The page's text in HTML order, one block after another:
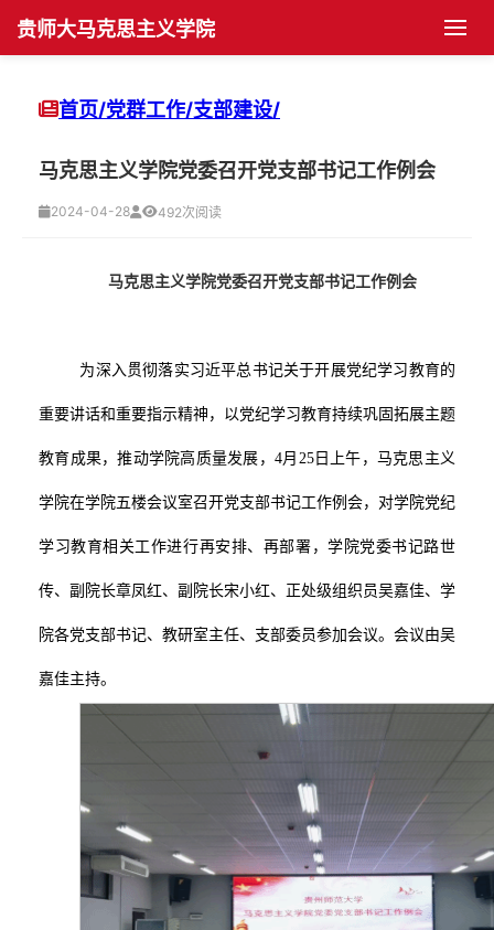
贵师大马克思主义学院
历任领导
历史沿革
党群工作
团学组织
团学活动
硕士生导师
教师风采
学科建设
科研活动
科研论文
科研著作
教学成果
人才培养
博士生培养
本科生培养
博士后培养
学生园地
奖励资助
就业指导
社会实践
科研平台
研修平台
思政资源
经典著作
院友之家
院友动态
首页/党群工作/支部建设/
马克思主义学院党委召开党支部书记工作例会
2024-04-28 492次阅读
马克思主义学院党委召开党支部书记工作例会
为深入贯彻落实习近平总书记关于开展党纪学习教育的
重要讲话和重要指示精神，以党纪学习教育持续巩固拓展主题
教育成果，推动学院高质量发展，4月25日上午，马克思主义
学院在学院五楼会议室召开党支部书记工作例会，对学院党纪
学习教育相关工作进行再安排、 再部署，学院党委书记路世
传、副院长章凤红、副院长宋小红、正处级组织员吴嘉佳、学
院各党支部书记、教研室主任、支部委员参加会议。会议由吴
嘉佳主持。